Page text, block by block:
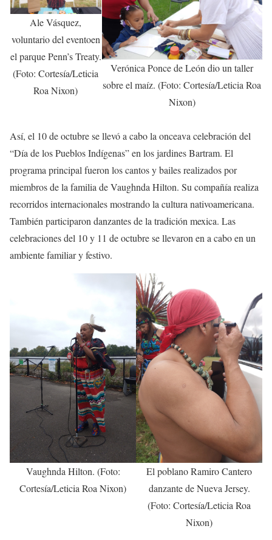
Ale Vásquez,
voluntario del eventoen
el parque Penn’s Treaty.
(Foto: Cortesía/Leticia
Roa Nixon)
Verónica Ponce de León dio un taller
sobre el maíz. (Foto: Cortesía/Leticia Roa
Nixon)
Así, el 10 de octubre se llevó a cabo la onceava celebración del
“Día de los Pueblos Indígenas” en los jardines Bartram. El
programa principal fueron los cantos y bailes realizados por
miembros de la familia de Vaughnda Hilton. Su compañía realiza
recorridos internacionales mostrando la cultura nativoamericana.
También participaron danzantes de la tradición mexica. Las
celebraciones del 10 y 11 de octubre se llevaron en a cabo en un
ambiente familiar y festivo.
Vaughnda Hilton. (Foto:
Cortesía/Leticia Roa Nixon)
El poblano Ramiro Cantero
danzante de Nueva Jersey.
(Foto: Cortesía/Leticia Roa
Nixon)